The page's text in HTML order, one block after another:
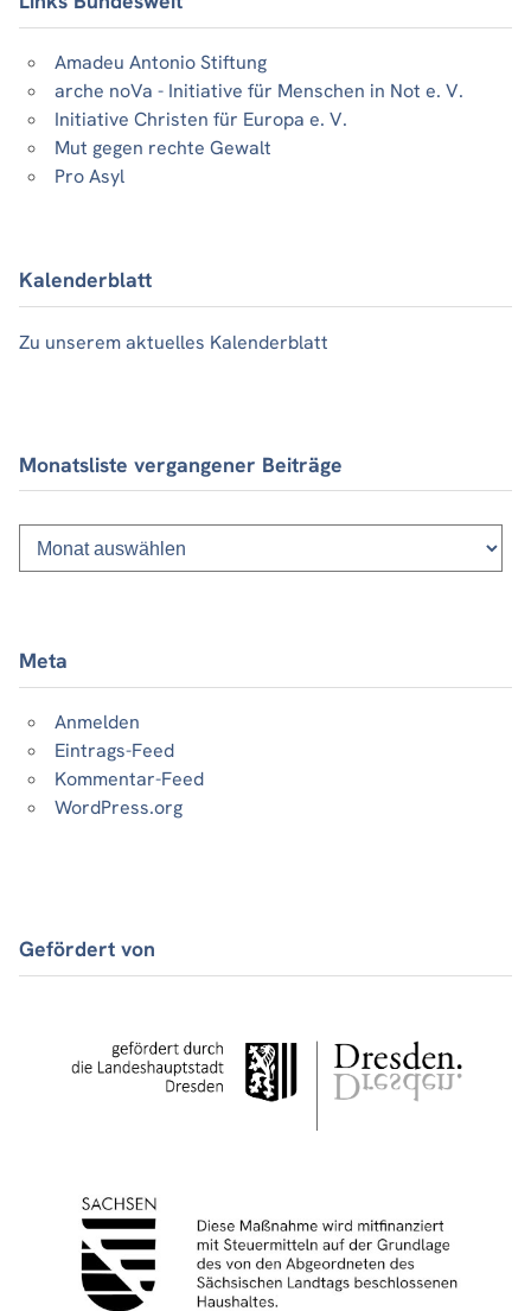
Amadeu Antonio Stiftung
arche noVa - Initiative für Menschen in Not e. V.
Initiative Christen für Europa e. V.
Mut gegen rechte Gewalt
Pro Asyl
Kalenderblatt
Zu unserem aktuelles Kalenderblatt
Monatsliste vergangener Beiträge
Monatsliste
vergangener
Beiträge
Meta
Anmelden
Eintrags-Feed
Kommentar-Feed
WordPress.org
Gefördert von